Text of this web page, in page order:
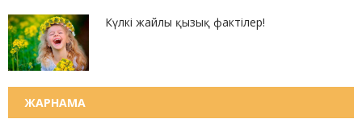
Күлкі жайлы қызық фактілер!
ЖАРНАМА